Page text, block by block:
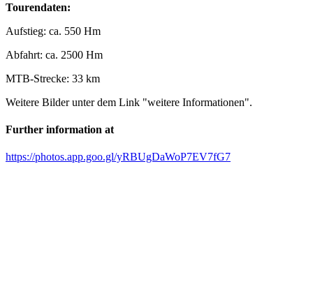
Tourendaten:
Aufstieg: ca. 550 Hm
Abfahrt: ca. 2500 Hm
MTB-Strecke: 33 km
Weitere Bilder unter dem Link "weitere Informationen".
Further information at
https://photos.app.goo.gl/yRBUgDaWoP7EV7fG7